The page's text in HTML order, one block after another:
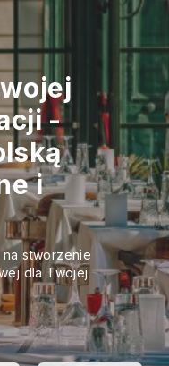
-
i
stworzenie
dla Twojej